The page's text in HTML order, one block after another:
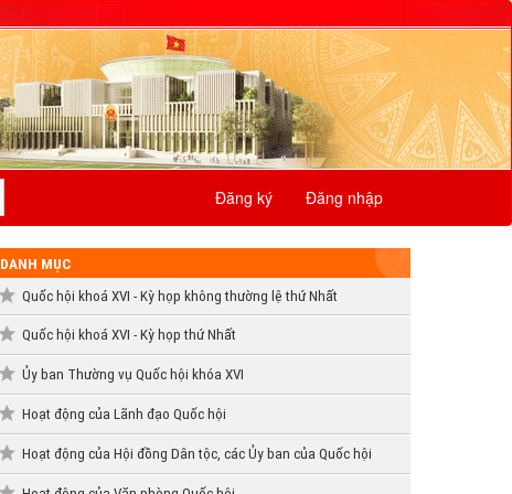
Đăng ký Đăng nhập
DANH MỤC
Quốc hội khoá XVI - Kỳ họp không thường lệ thứ Nhất
Quốc hội khoá XVI - Kỳ họp thứ Nhất
Ủy ban Thường vụ Quốc hội khóa XVI
Hoạt động của Lãnh đạo Quốc hội
Hoạt động của Hội đồng Dân tộc, các Ủy ban của Quốc hội